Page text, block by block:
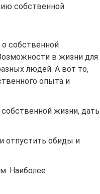
собственной
собственной
в жизни для
людей. А вот то,
опыта и
жизни, дать
отпустить обиды и
Наиболее